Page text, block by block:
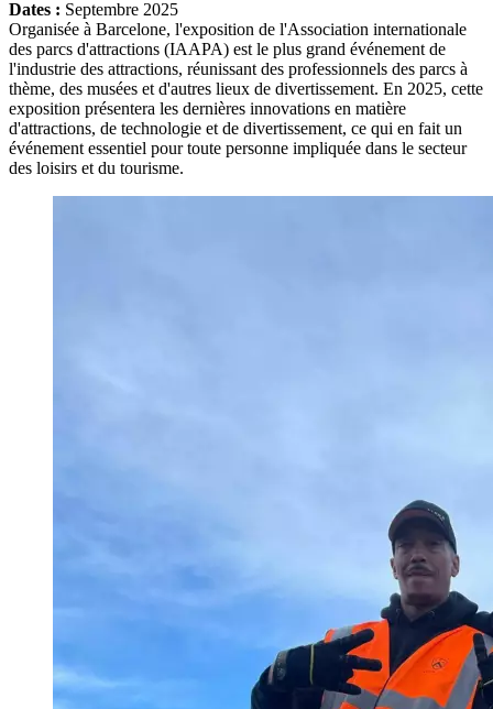
Dates : Septembre 2025
Organisée à Barcelone, l'exposition de l'Association internationale
des parcs d'attractions (IAAPA) est le plus grand événement de
l'industrie des attractions, réunissant des professionnels des parcs à
thème, des musées et d'autres lieux de divertissement. En 2025, cette
exposition présentera les dernières innovations en matière
d'attractions, de technologie et de divertissement, ce qui en fait un
événement essentiel pour toute personne impliquée dans le secteur
des loisirs et du tourisme.